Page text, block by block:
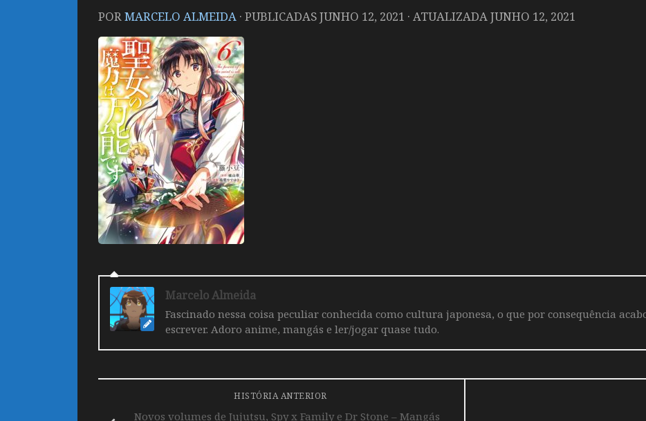
PORMARCELO ALMEIDA · PUBLICADASJUNHO 12, 2021 · ATUALIZADAJUNHO 12, 2021
Marcelo Almeida
Fascinado nessa coisa peculiar conhecida como cultura japonesa, o que por consequência
escrever. Adoro anime, mangás e ler/jogar quase tudo.
HISTÓRIA ANTERIOR
Novos volumes de Jujutsu, Spy x Family e Dr Stone – Mangás